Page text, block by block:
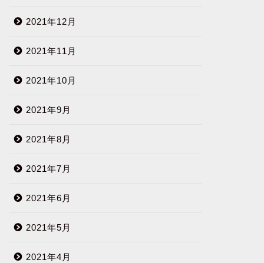
2021年12月
2021年11月
2021年10月
2021年9月
2021年8月
2021年7月
2021年6月
2021年5月
2021年4月